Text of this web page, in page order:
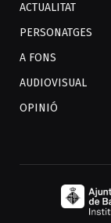
ACTUALITAT
PERSONATGES
A FONS
AUDIOVISUAL
OPINIÓ